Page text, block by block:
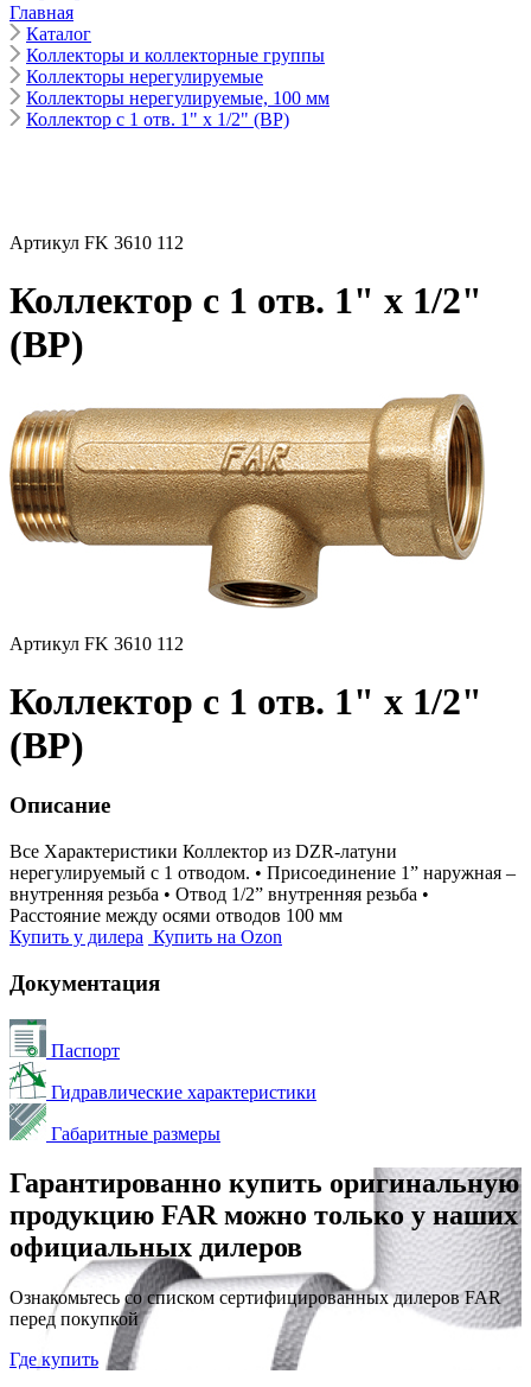
Главная
Каталог
Коллекторы и коллекторные группы
Коллекторы нерегулируемые
Коллекторы нерегулируемые, 100 мм
Коллектор с 1 отв. 1" х 1/2" (ВР)
Артикул FK 3610 112
Коллектор с 1 отв. 1" х 1/2"
(ВР)
Артикул FK 3610 112
Коллектор с 1 отв. 1" х 1/2"
(ВР)
Описание
Все Характеристики Коллектор из DZR-латуни
нерегулируемый с 1 отводом. • Присоединение 1” наружная –
внутренняя резьба • Отвод 1/2” внутренняя резьба •
Расстояние между осями отводов 100 мм
Купить у дилера Купить на Ozon
Документация
Паспорт
Гидравлические характеристики
Габаритные размеры
Гарантированно купить оригинальную
продукцию FAR можно только у наших
официальных дилеров
Ознакомьтесь со списком сертифицированных дилеров FAR
перед покупкой
Где купить